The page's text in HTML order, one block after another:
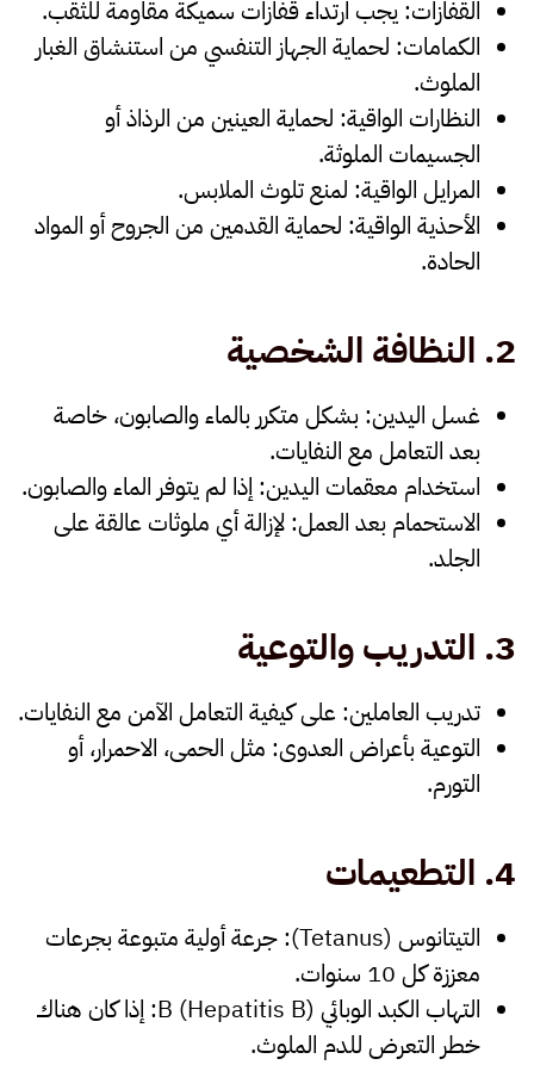
القفازات: يجب ارتداء قفازات سميكة مقاومة للثقب.
الكمامات: لحماية الجهاز التنفسي من استنشاق الغبار
الملوث.
النظارات الواقية: لحماية العينين من الرذاذ أو
الجسيمات الملوثة.
المرايل الواقية: لمنع تلوث الملابس.
الأحذية الواقية: لحماية القدمين من الجروح أو المواد
الحادة.
2. النظافة الشخصية
غسل اليدين: بشكل متكرر بالماء والصابون، خاصة
بعد التعامل مع النفايات.
استخدام معقمات اليدين: إذا لم يتوفر الماء والصابون.
الاستحمام بعد العمل: لإزالة أي ملوثات عالقة على
الجلد.
3. التدريب والتوعية
تدريب العاملين: على كيفية التعامل الآمن مع النفايات.
التوعية بأعراض العدوى: مثل الحمى، الاحمرار، أو
التورم.
4. التطعيمات
التيتانوس (Tetanus)
: جرعة أولية متبوعة بجرعات
معززة كل 10 سنوات.
التهاب الكبد الوبائي
: إذا كان هناك
خطر التعرض للدم الملوث.